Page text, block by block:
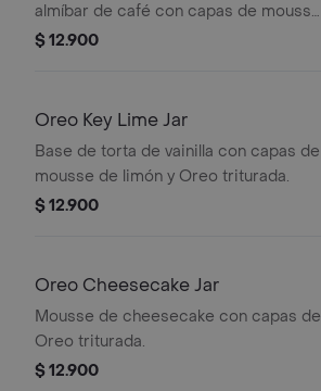
almíbar de café con capas de mousse
de tiramisú y Oreo.
$ 12.900
Oreo Key Lime Jar
Base de torta de vainilla con capas de
mousse de limón y Oreo triturada.
$ 12.900
Oreo Cheesecake Jar
Mousse de cheesecake con capas de
Oreo triturada.
$ 12.900